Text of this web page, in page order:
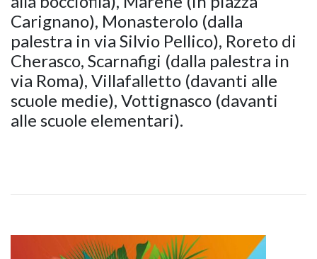
Carignano), Monasterolo (dalla
palestra in via Silvio Pellico), Roreto di
Cherasco, Scarnafigi (dalla palestra in
via Roma), Villafalletto (davanti alle
scuole medie), Vottignasco (davanti
alle scuole elementari).